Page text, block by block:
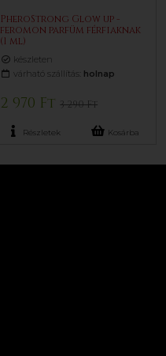
PheroStrong Glow up -
feromon parfüm férfiaknak
(1 ml)
készleten
várható szállítás: holnap
2 970 Ft3 290 Ft
Részletek Kosárba